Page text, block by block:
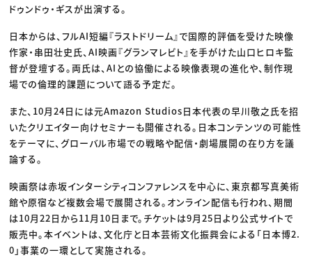
ドゥンドゥ・ギスが出演する。
日本からは、フルAI短編『ラストドリーム』で国際的評価を受けた映像
作家・串田壮史氏、AI映画『グランマレビト』を手がけた山口ヒロキ監
督が登壇する。両氏は、AIとの協働による映像表現の進化や、制作現
場での倫理的課題について語る予定だ。
また、10月24日には元Amazon Studios日本代表の早川敬之氏を招
いたクリエイター向けセミナーも開催される。日本コンテンツの可能性
をテーマに、グローバル市場での戦略や配信・劇場展開の在り方を議
論する。
映画祭は赤坂インターシティコンファレンスを中心に、東京都写真美術
館や原宿など複数会場で展開される。オンライン配信も行われ、期間
は10月22日から11月10日まで。チケットは9月25日より公式サイトで
販売中。本イベントは、文化庁と日本芸術文化振興会による「日本博2.
0」事業の一環として実施される。